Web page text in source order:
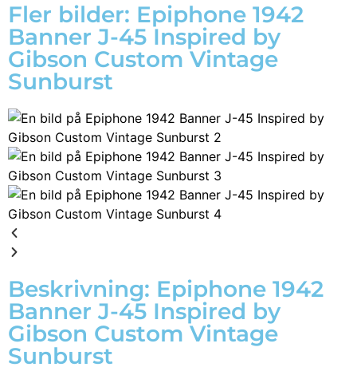
Fler bilder: Epiphone 1942
Banner J-45 Inspired by
Gibson Custom Vintage
Sunburst
Beskrivning: Epiphone 1942
Banner J-45 Inspired by
Gibson Custom Vintage
Sunburst